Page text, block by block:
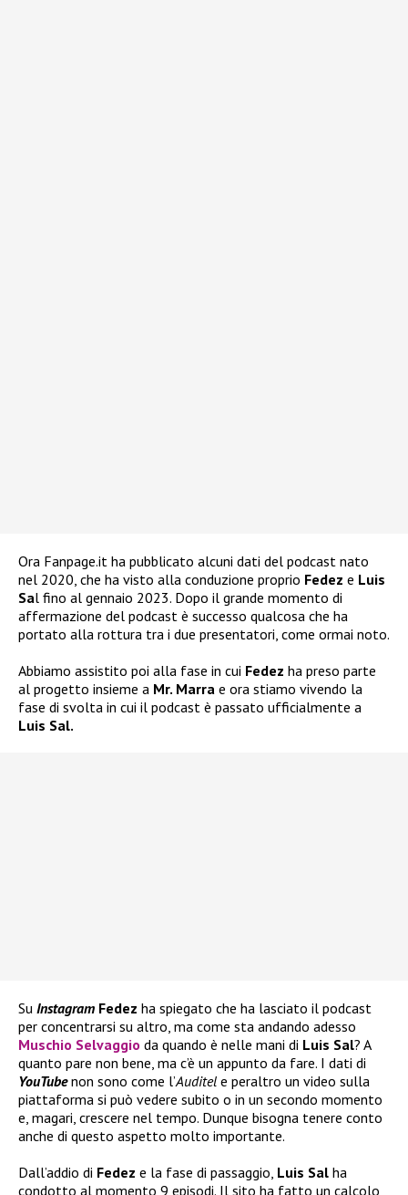
Ora Fanpage.it ha pubblicato alcuni dati del podcast nato
nel 2020, che ha visto alla conduzione proprio Fedez e Luis
Sal fino al gennaio 2023. Dopo il grande momento di
affermazione del podcast è successo qualcosa che ha
portato alla rottura tra i due presentatori, come ormai noto.
Abbiamo assistito poi alla fase in cui Fedez ha preso parte
al progetto insieme a Mr. Marra e ora stiamo vivendo la
fase di svolta in cui il podcast è passato ufficialmente a
Luis Sal.
Su Instagram Fedez ha spiegato che ha lasciato il podcast
per concentrarsi su altro, ma come sta andando adesso
Muschio Selvaggio da quando è nelle mani di Luis Sal? A
quanto pare non bene, ma c’è un appunto da fare. I dati di
YouTubenon sono come l’Auditel e peraltro un video sulla
piattaforma si può vedere subito o in un secondo momento
e, magari, crescere nel tempo. Dunque bisogna tenere conto
anche di questo aspetto molto importante.
Dall’addio di Fedez e la fase di passaggio, Luis Sal ha
condotto al momento 9 episodi. Il sito ha fatto un calcolo